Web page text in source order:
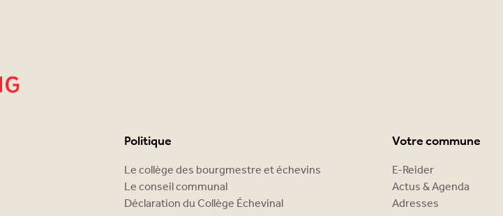
Politique
Le collège des bourgmestre et échevins
Le conseil communal
Déclaration du Collège Échevinal
Votre commune
E-Reider
Actus & Agenda
Adresses